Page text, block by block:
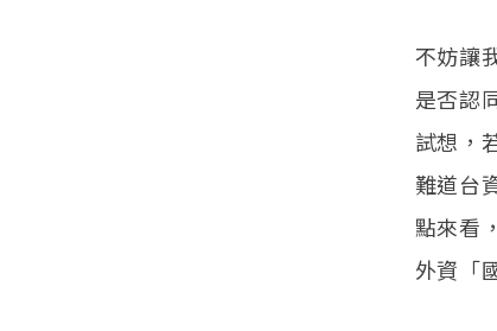
不妨讓
是否認
試想，
難道台
點來看
外資「